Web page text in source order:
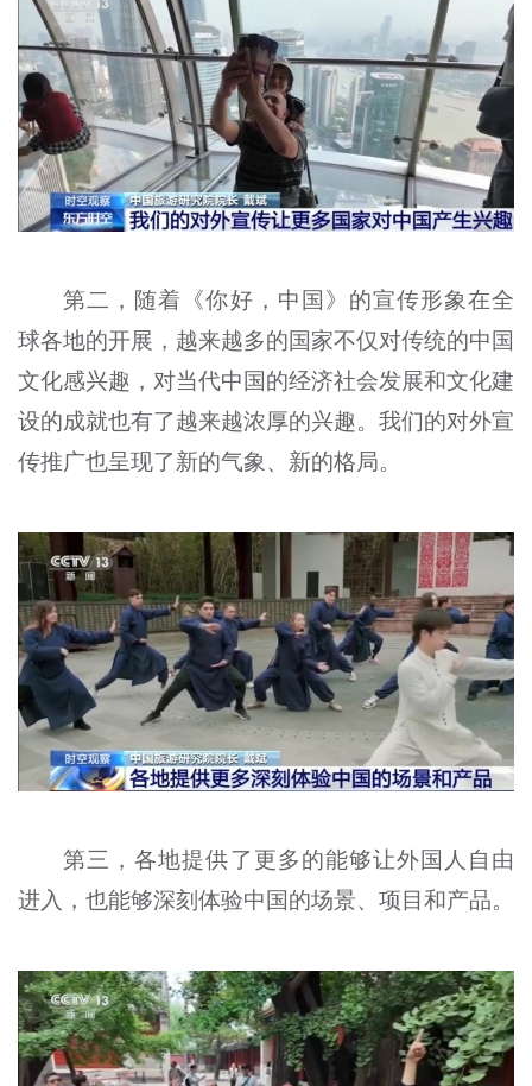
第二，随着《你好，中国》的宣传形象在全
球各地的开展，越来越多的国家不仅对传统的中国
文化感兴趣，对当代中国的经济社会发展和文化建
设的成就也有了越来越浓厚的兴趣。我们的对外宣
传推广也呈现了新的气象、新的格局。
第三，各地提供了更多的能够让外国人自由
进入，也能够深刻体验中国的场景、项目和产品。